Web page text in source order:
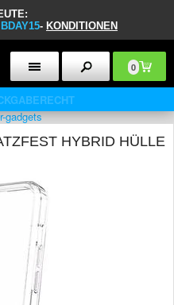
BDAY15- KONDITIONEN
0
HYBRID HÜLLE